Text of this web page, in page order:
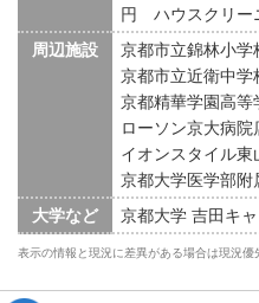
円 ハウスクリー
周辺施設
京都市立錦林小
京都市立近衛中
京都精華学園高
ローソン京大病
イオンスタイル
京都大学医学部
大学など
京都大学 吉田キ
表示の情報と現況に差異がある場合は現況優